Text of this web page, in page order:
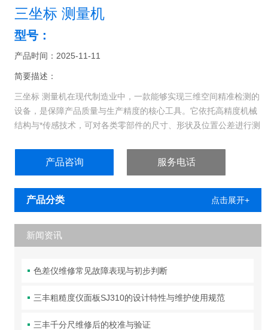
三坐标 测量机
型号：
产品时间：2025-11-11
简要描述：
三坐标 测量机在现代制造业中，一款能够实现三维空间精准检测的
设备，是保障产品质量与生产精度的核心工具。它依托高精度机械
结构与*传感技术，可对各类零部件的尺寸、形状及位置公差进行测
产品咨询 服务电话
产品分类 点击展开+
新闻资讯
色差仪维修常见故障表现与初步判断
三丰粗糙度仪面板SJ310的设计特性与维护使用规范
三丰千分尺维修后的校准与验证